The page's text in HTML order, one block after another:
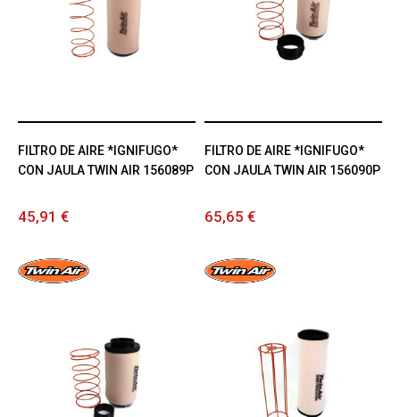
FILTRO DE AIRE *IGNIFUGO*
CON JAULA TWIN AIR 156089P
45,91 €
FILTRO DE AIRE *IGNIFUGO*
CON JAULA TWIN AIR 156090P
65,65 €